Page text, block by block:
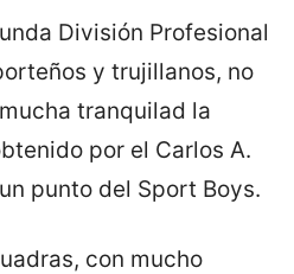
División Profesional
y trujillanos, no
tranquilad la
por el Carlos A.
punto del Sport Boys.
con mucho